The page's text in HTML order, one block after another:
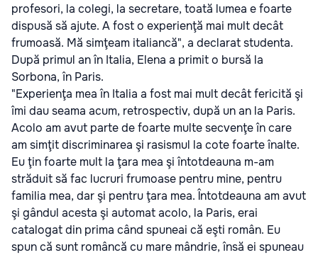
profesori, la colegi, la secretare, toată lumea e foarte
dispusă să ajute. A fost o experienţă mai mult decât
frumoasă. Mă simţeam italiancă", a declarat studenta.
După primul an în Italia, Elena a primit o bursă la
Sorbona, în Paris.
"Experienţa mea în Italia a fost mai mult decât fericită şi
îmi dau seama acum, retrospectiv, după un an la Paris.
Acolo am avut parte de foarte multe secvenţe în care
am simţit discriminarea şi rasismul la cote foarte înalte.
Eu ţin foarte mult la ţara mea şi întotdeauna m-am
străduit să fac lucruri frumoase pentru mine, pentru
familia mea, dar şi pentru ţara mea. Întotdeauna am avut
şi gândul acesta şi automat acolo, la Paris, erai
catalogat din prima când spuneai că eşti român. Eu
spun că sunt româncă cu mare mândrie, însă ei spuneau